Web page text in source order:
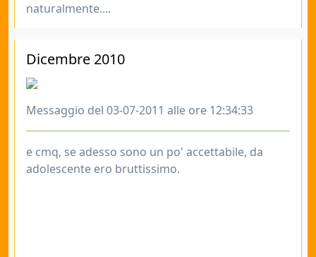
naturalmente....
Dicembre 2010
Messaggio del 03-07-2011 alle ore 12:34:33
e cmq, se adesso sono un po' accettabile, da
adolescente ero bruttissimo.